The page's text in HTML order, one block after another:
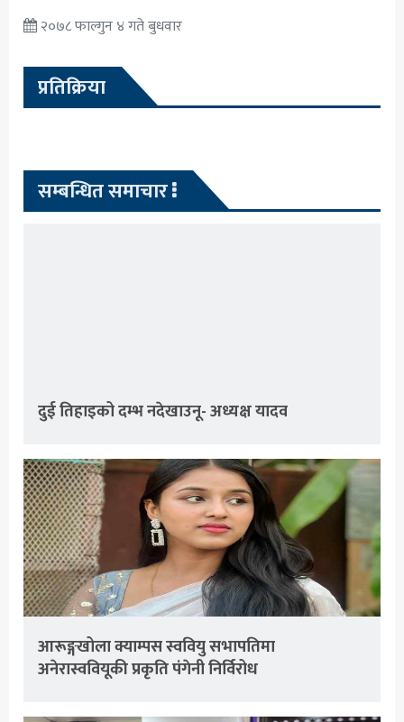
२०७८ फाल्गुन ४ गते बुधवार
प्रतिक्रिया
सम्बन्धित समाचार
दुई तिहाइको दम्भ नदेखाउनू- अध्यक्ष यादव
आरूङ्गखोला क्याम्पस स्ववियु सभापतिमा
अनेरास्ववियूकी प्रकृति पंगेनी निर्विरोध